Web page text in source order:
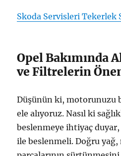
Skoda Servisleri Tekerlek
Opel Bakımında
ve Filtrelerin
Düşünün ki, motorunuzu
ele alıyoruz. Nasıl ki
beslenmeye ihtiyaç
ile beslenmeli. Doğru